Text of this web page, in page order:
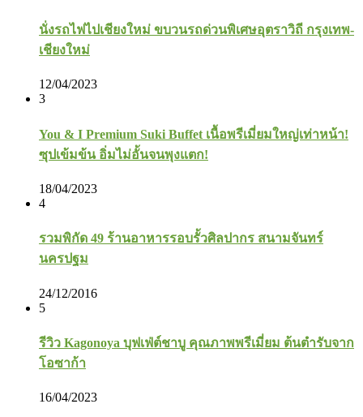
นั่งรถไฟไปเชียงใหม่ ขบวนรถด่วนพิเศษอุตราวิถี กรุงเทพ-
เชียงใหม่
12/04/2023
3
You & I Premium Suki Buffet เนื้อพรีเมี่ยมใหญ่เท่าหน้า!
ซุปเข้มข้น อิ่มไม่อั้นจนพุงแตก!
18/04/2023
4
รวมพิกัด 49 ร้านอาหารรอบรั้วศิลปากร สนามจันทร์
นครปฐม
24/12/2016
5
รีวิว Kagonoya บุฟเฟ่ต์ชาบู คุณภาพพรีเมี่ยม ต้นตำรับจาก
โอซาก้า
16/04/2023